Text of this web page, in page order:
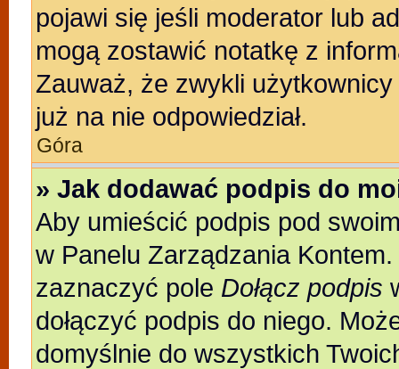
pojawi się jeśli moderator lub
mogą zostawić notatkę z
Zauważ, że zwykli
już na nie odpowiedział.
Góra
» Jak dodawać podpis do
Aby umieścić podpis pod
w Panelu Zarządzania
zaznaczyć pole Dołącz podpis
dołączyć podpis do niego.
domyślnie do wszystkich